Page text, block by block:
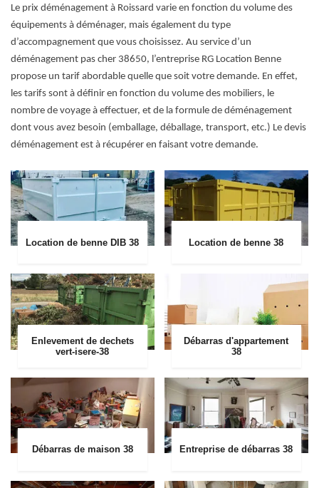
Le prix déménagement à Roissard varie en fonction du volume des
équipements à déménager, mais également du type
d’accompagnement que vous choisissez. Au service d’un
déménagement pas cher 38650, l’entreprise RG Location Benne
propose un tarif abordable quelle que soit votre demande. En effet,
les tarifs sont à définir en fonction du volume des mobiliers, le
nombre de voyage à effectuer, et de la formule de déménagement
dont vous avez besoin (emballage, déballage, transport, etc.) Le devis
déménagement est à récupérer en faisant votre demande.
Location de benne DIB 38 Location de benne 38
Enlevement de dechets
vert-isere-38
Débarras d'appartement
38
Débarras de maison 38 Entreprise de débarras 38